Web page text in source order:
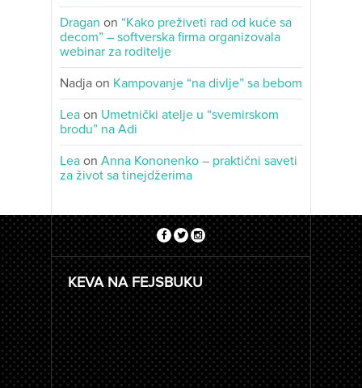
Dragan on “Kako preživeti rad od kuće sa
decom” – softverska firma organizovala
webinar za roditelje
Nadja on Kampovanje “na divlje” sa bebom
Lea on Umetnički atelje u “svemirskom
brodu” na Adi
Lea on Anna Kononenko – praktični saveti
za život sa tinejdžerima
KEVA NA FEJSBUKU